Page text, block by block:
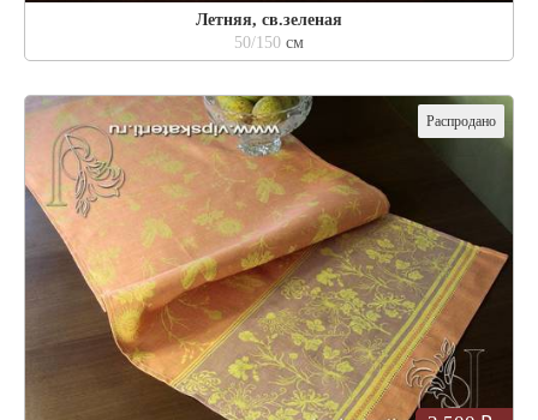
Летняя, св.зеленая
50/150 см
Распродано